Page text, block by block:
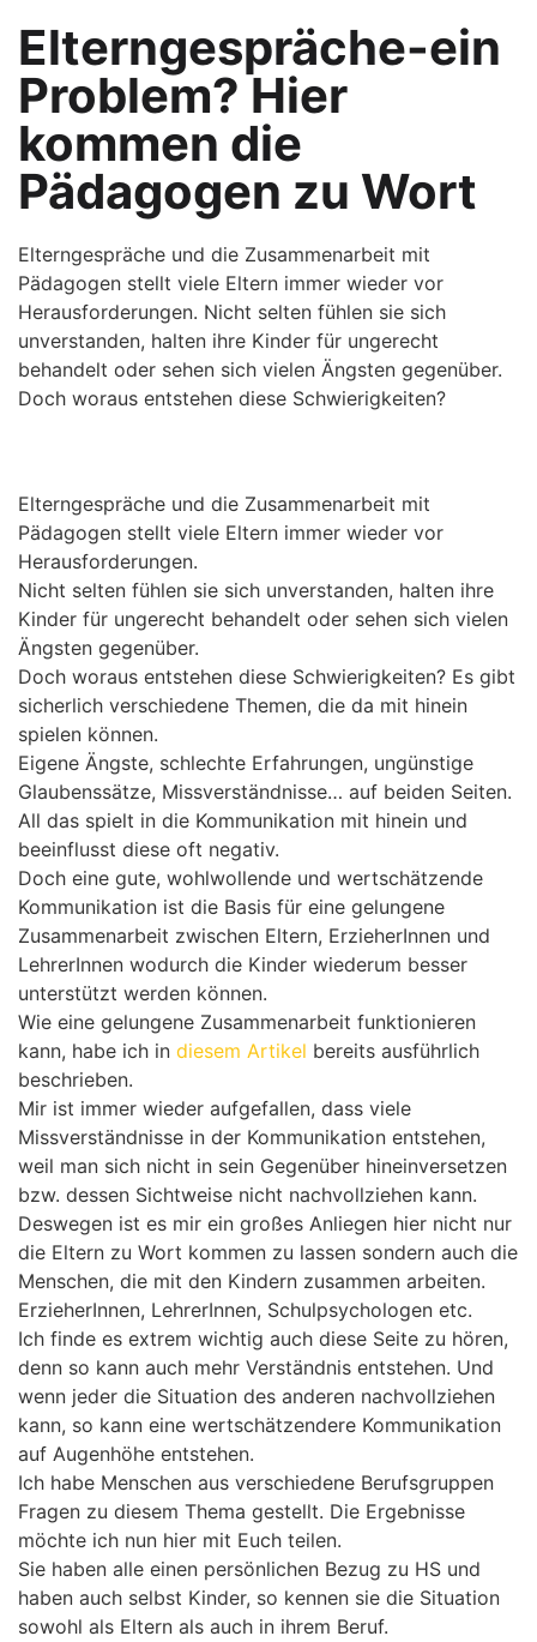
Elterngespräche-ein
Problem? Hier
kommen die
Pädagogen zu Wort
Elterngespräche und die Zusammenarbeit mit
Pädagogen stellt viele Eltern immer wieder vor
Herausforderungen. Nicht selten fühlen sie sich
unverstanden, halten ihre Kinder für ungerecht
behandelt oder sehen sich vielen Ängsten gegenüber.
Doch woraus entstehen diese Schwierigkeiten?
Elterngespräche und die Zusammenarbeit mit
Pädagogen stellt viele Eltern immer wieder vor
Herausforderungen.
Nicht selten fühlen sie sich unverstanden, halten ihre
Kinder für ungerecht behandelt oder sehen sich vielen
Ängsten gegenüber.
Doch woraus entstehen diese Schwierigkeiten? Es gibt
sicherlich verschiedene Themen, die da mit hinein
spielen können.
Eigene Ängste, schlechte Erfahrungen, ungünstige
Glaubenssätze, Missverständnisse… auf beiden Seiten.
All das spielt in die Kommunikation mit hinein und
beeinflusst diese oft negativ.
Doch eine gute, wohlwollende und wertschätzende
Kommunikation ist die Basis für eine gelungene
Zusammenarbeit zwischen Eltern, ErzieherInnen und
LehrerInnen wodurch die Kinder wiederum besser
unterstützt werden können.
Wie eine gelungene Zusammenarbeit funktionieren
kann, habe ich in diesem Artikel bereits ausführlich
beschrieben.
Mir ist immer wieder aufgefallen, dass viele
Missverständnisse in der Kommunikation entstehen,
weil man sich nicht in sein Gegenüber hineinversetzen
bzw. dessen Sichtweise nicht nachvollziehen kann.
Deswegen ist es mir ein großes Anliegen hier nicht nur
die Eltern zu Wort kommen zu lassen sondern auch die
Menschen, die mit den Kindern zusammen arbeiten.
ErzieherInnen, LehrerInnen, Schulpsychologen etc.
Ich finde es extrem wichtig auch diese Seite zu hören,
denn so kann auch mehr Verständnis entstehen. Und
wenn jeder die Situation des anderen nachvollziehen
kann, so kann eine wertschätzendere Kommunikation
auf Augenhöhe entstehen.
Ich habe Menschen aus verschiedene Berufsgruppen
Fragen zu diesem Thema gestellt. Die Ergebnisse
möchte ich nun hier mit Euch teilen.
Sie haben alle einen persönlichen Bezug zu HS und
haben auch selbst Kinder, so kennen sie die Situation
sowohl als Eltern als auch in ihrem Beruf.